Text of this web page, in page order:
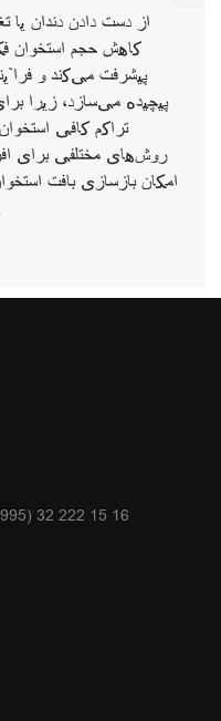
از دست دادن دندان یا
کاهش حجم استخوان
پیشرفت می‌کند و
پیچیده می‌سازد، زیرا
تراکم کافی
روش‌های مختلفی برای
امکان بازسازی بافت
برای
32 222 15 16